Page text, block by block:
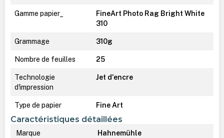
Gamme papier_
FineArt Photo Rag Bright White
310
Grammage 310g
Nombre de feuilles 25
Technologie
d'impression
Jet d'encre
Type de papier Fine Art
Caractéristiques détaillées
Marque Hahnemühle